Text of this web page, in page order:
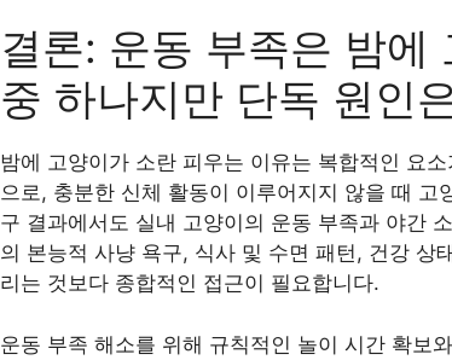
결론: 운동 부족은 밤에
중 하나지만 단독 원인
밤에 고양이가 소란 피우는 이유는 복합적인 요
으로, 충분한 신체 활동이 이루어지지 않을 때
구 결과에서도 실내 고양이의 운동 부족과 야간
의 본능적 사냥 욕구, 식사 및 수면 패턴, 건강 상
리는 것보다 종합적인 접근이 필요합니다.
운동 부족 해소를 위해 규칙적인 놀이 시간 확보